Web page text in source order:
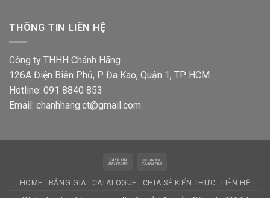
THÔNG TIN LIÊN HỆ
Công ty THHH Chánh Hãng
126A Điện Biên Phủ, P. Đa Kao, Quận 1, TP. HCM
Hotline: 091 8840 853
Email: chanhhang.ct@gmail.com
Cash
Delivery
HOME BẢNG GIÁ CATALOGUE CHIA SẺ KIẾN THỨC LIÊN HỆ